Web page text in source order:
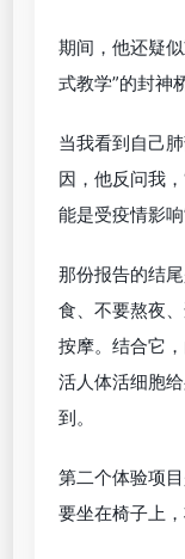
期间，他还疑
式教学”的封神
当我看到自己
因，他反问我
能是受疫情影响
那份报告的结
食、不要熬夜
按摩。结合它
活人体活细胞
到。
第二个体验项
要坐在椅子上